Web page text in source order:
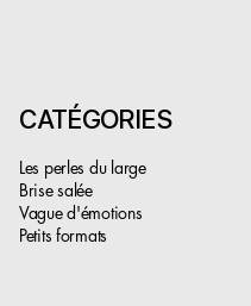
CATÉGORIES
Les perles du large
Brise salée
Vague d'émotions
Petits formats